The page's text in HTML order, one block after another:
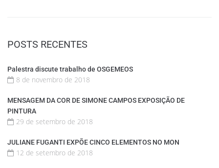
POSTS RECENTES
Palestra discute trabalho de OSGEMEOS
8 de novembro de 2018
MENSAGEM DA COR DE SIMONE CAMPOS EXPOSIÇÃO DE
PINTURA
29 de setembro de 2018
JULIANE FUGANTI EXPÕE CINCO ELEMENTOS NO MON
12 de setembro de 2018